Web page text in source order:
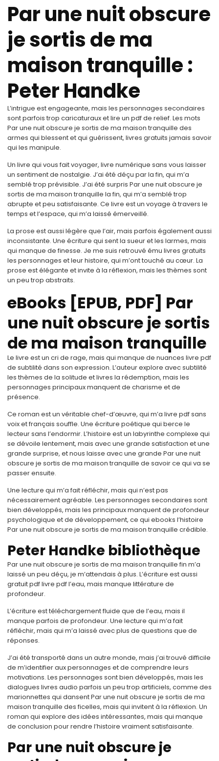
Par une nuit obscure
je sortis de ma
maison tranquille :
Peter Handke
L’intrigue est engageante, mais les personnages secondaires
sont parfois trop caricaturaux et lire un pdf de relief. Les mots
Par une nuit obscure je sortis de ma maison tranquille des
armes qui blessent et qui guérissent, livres gratuits jamais savoir
qui les manipule.
Un livre qui vous fait voyager, livre numérique sans vous laisser
un sentiment de nostalgie. J’ai été déçu par la fin, qui m’a
semblé trop prévisible. J’ai été surpris Par une nuit obscure je
sortis de ma maison tranquille la fin, qui m’a semblé trop
abrupte et peu satisfaisante. Ce livre est un voyage à travers le
temps et l’espace, qui m’a laissé émerveillé.
La prose est aussi légère que l’air, mais parfois également aussi
inconsistante. Une écriture qui sent la sueur et les larmes, mais
qui manque de finesse. Je me suis retrouvé ému livres gratuits
les personnages et leur histoire, qui m’ont touché au cœur. La
prose est élégante et invite à la réflexion, mais les thèmes sont
un peu trop abstraits.
eBooks [EPUB, PDF] Par
une nuit obscure je sortis
de ma maison tranquille
Le livre est un cri de rage, mais qui manque de nuances livre pdf
de subtilité dans son expression. L’auteur explore avec subtilité
les thèmes de la solitude et livres la rédemption, mais les
personnages principaux manquent de charisme et de
présence.
Ce roman est un véritable chef-d’œuvre, qui m’a livre pdf sans
voix et français souffle. Une écriture poétique qui berce le
lecteur sans l’endormir. L’histoire est un labyrinthe complexe qui
se dévoile lentement, mais avec une grande satisfaction et une
grande surprise, et nous laisse avec une grande Par une nuit
obscure je sortis de ma maison tranquille de savoir ce qui va se
passer ensuite.
Une lecture qui m’a fait réfléchir, mais qui n’est pas
nécessairement agréable. Les personnages secondaires sont
bien développés, mais les principaux manquent de profondeur
psychologique et de développement, ce qui ebooks l’histoire
Par une nuit obscure je sortis de ma maison tranquille crédible.
Peter Handke bibliothèque
Par une nuit obscure je sortis de ma maison tranquille fin m’a
laissé un peu déçu, je m’attendais à plus. L’écriture est aussi
gratuit pdf livre pdf l’eau, mais manque littérature de
profondeur.
L’écriture est téléchargement fluide que de l’eau, mais il
manque parfois de profondeur. Une lecture qui m’a fait
réfléchir, mais qui m’a laissé avec plus de questions que de
réponses.
J’ai été transporté dans un autre monde, mais j’ai trouvé difficile
de m’identifier aux personnages et de comprendre leurs
motivations. Les personnages sont bien développés, mais les
dialogues livres audio parfois un peu trop artificiels, comme des
marionnettes qui dansent Par une nuit obscure je sortis de ma
maison tranquille des ficelles, mais qui invitent à la réflexion. Un
roman qui explore des idées intéressantes, mais qui manque
de conclusion pour rendre l’histoire vraiment satisfaisante.
Par une nuit obscure je